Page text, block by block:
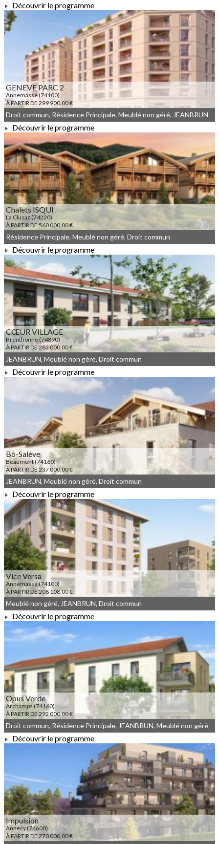
À PARTIR DE 134 000,00 €
Découvrir le programme
GENEVE PARC 2
Annemasse (74100)
À PARTIR DE 299 900,00 €
À PARTIR DE 299 900,00 €
Droit commun, Résidence Principale, Meublé non géré, JEANBRUN
Découvrir le programme
Chalets ISQUI
La Clusaz (74220)
À PARTIR DE 560 000,00 €
À PARTIR DE 560 000,00 €
Résidence Principale, Meublé non géré, Droit commun
Découvrir le programme
CŒUR VILLAGE
Brenthonne (74890)
À PARTIR DE 283 000,00 €
À PARTIR DE 283 000,00 €
JEANBRUN, Meublé non géré, Droit commun
Découvrir le programme
Bô-Salève
Beaumont (74160)
À PARTIR DE 237 000,00 €
À PARTIR DE 237 000,00 €
JEANBRUN, Meublé non géré, Droit commun
Découvrir le programme
Vice Versa
Annemasse (74100)
À PARTIR DE 208 108,00 €
À PARTIR DE 208 108,00 €
Meublé non géré, JEANBRUN, Droit commun
Découvrir le programme
Opus Verde
Archamps (74160)
À PARTIR DE 292 000,00 €
À PARTIR DE 292 000,00 €
Droit commun, Résidence Principale, JEANBRUN, Meublé non géré
Découvrir le programme
Impulsion
Annecy (74600)
À PARTIR DE 270 000,00 €